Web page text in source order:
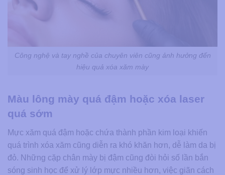
Công nghệ và tay nghề của chuyên viên cũng ảnh hưởng đến
hiệu quả xóa xăm mày
Màu lông mày quá đậm hoặc xóa laser
quá sớm
Mực xăm quá đậm hoặc chứa thành phần kim loại khiến
quá trình xóa xăm cũng diễn ra khó khăn hơn, dễ làm da bị
đỏ. Những cặp chân mày bị đậm cũng đòi hỏi số lần bắn
sóng sinh học để xử lý lớp mực nhiều hơn, việc giãn cách